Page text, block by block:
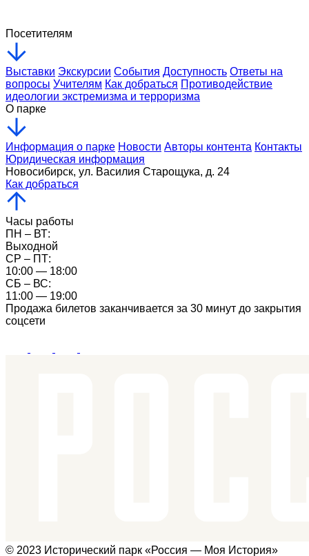
Посетителям
Выставки Экскурсии События Доступность Ответы на
вопросы Учителям Как добраться Противодействие
идеологии экстремизма и терроризма
О парке
Информация о парке Новости Авторы контента Контакты
Юридическая информация
Новосибирск, ул. Василия Старощука, д. 24
Как добраться
Часы работы
ПН – ВТ:
Выходной
CР – ПТ:
10:00 — 18:00
СБ – ВС:
11:00 — 19:00
Продажа билетов заканчивается за 30 минут до закрытия
соцсети
© 2023 Исторический парк «Россия — Моя История»